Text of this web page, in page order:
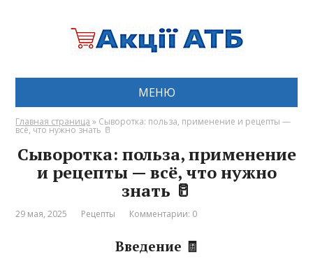
МЕНЮ
Главная страница » Сыворотка: польза, применение и рецепты —
всё, что нужно знать 🥛
Сыворотка: польза, применение
и рецепты — всё, что нужно
знать 🥛
29 мая, 2025 Рецепты Комментарии: 0
Введение 🧾